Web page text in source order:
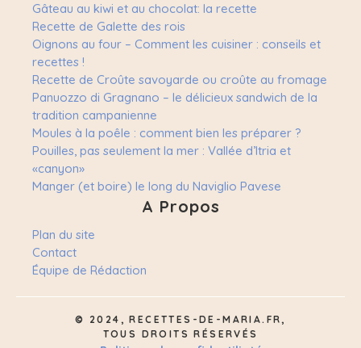
Gâteau au kiwi et au chocolat: la recette
Recette de Galette des rois
Oignons au four – Comment les cuisiner : conseils et
recettes !
Recette de Croûte savoyarde ou croûte au fromage
Panuozzo di Gragnano – le délicieux sandwich de la
tradition campanienne
Moules à la poêle : comment bien les préparer ?
Pouilles, pas seulement la mer : Vallée d’Itria et
«canyon»
Manger (et boire) le long du Naviglio Pavese
A Propos
Plan du site
Contact
Équipe de Rédaction
© 2024, RECETTES-DE-MARIA.FR,
TOUS DROITS RÉSERVÉS